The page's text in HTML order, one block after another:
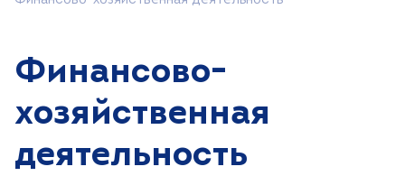
Симуляционный центр
Научная деятельность
Финансово-
хозяйственная
деятельность